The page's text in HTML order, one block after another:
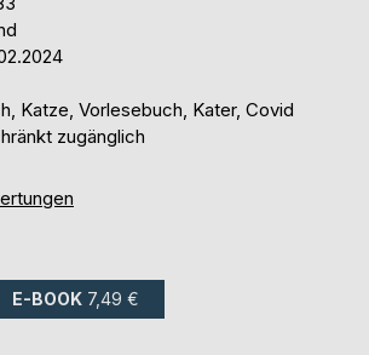
Katze, Vorlesebuch, Kater, Covid
zugänglich
E-BOOK 7,49 €